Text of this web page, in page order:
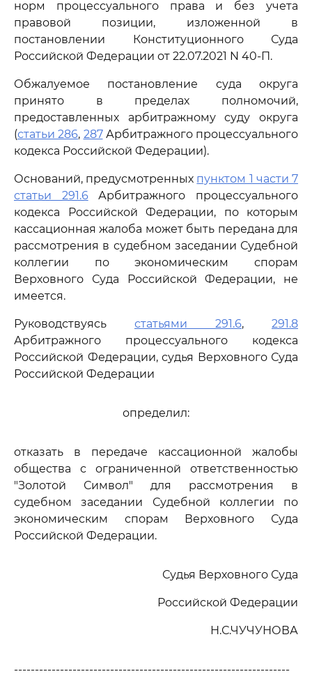
норм процессуального права и без учета
правовой позиции, изложенной в
постановлении Конституционного Суда
Российской Федерации от 22.07.2021 N 40-П.
Обжалуемое постановление суда округа
принято в пределах полномочий,
предоставленных арбитражному суду округа
(статьи 286, 287Арбитражного процессуального
кодекса Российской Федерации).
Оснований, предусмотренных пунктом 1 части 7
статьи 291.6Арбитражного процессуального
кодекса Российской Федерации, по которым
кассационная жалоба может быть передана для
рассмотрения в судебном заседании Судебной
коллегии по экономическим спорам
Верховного Суда Российской Федерации, не
имеется.
Руководствуясь статьями 291.6, 291.8
Арбитражного процессуального кодекса
Российской Федерации, судья Верховного Суда
Российской Федерации
определил:
отказать в передаче кассационной жалобы
общества с ограниченной ответственностью
"Золотой Символ" для рассмотрения в
судебном заседании Судебной коллегии по
экономическим спорам Верховного Суда
Российской Федерации.
Судья Верховного Суда
Российской Федерации
Н.С.ЧУЧУНОВА
------------------------------------------------------------------